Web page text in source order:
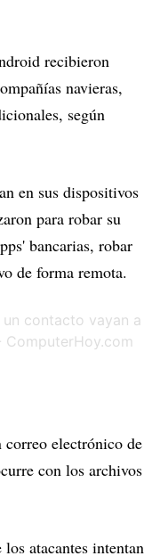
recibieron
navieras,
según
en sus dispositivos
para robar su
bancarias, robar
de forma remota.
electrónico de
con los archivos
atacantes intentan